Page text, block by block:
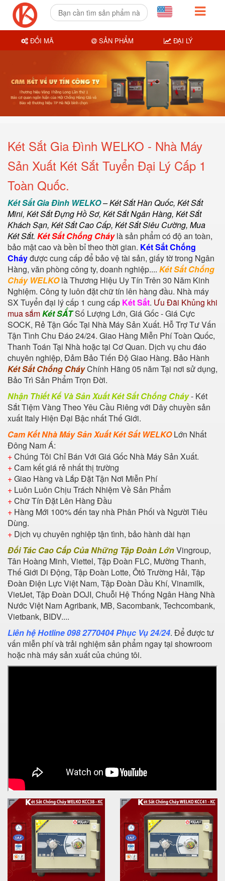
Két Sắt Gia Đình WELKO - Nhà Máy
Sản Xuất Két Sắt Tuyển Đại Lý Cấp 1
Toàn Quốc.
Két Sắt Gia Đình WELKO–Két Sắt Hàn Quốc, Két Sắt
Mini, Két Sắt Đựng Hồ Sơ, Két Sắt Ngân Hàng, Két Sắt
Khách Sạn, Két Sắt Cao Cấp, Két Sắt Siêu Cường, Mua
Két Sắt. Két Sắt Chống Cháylà sản phẩm có độ an toàn,
bảo mật cao và bền bỉ theo thời gian. Két Sắt Chống
Cháyđược cung cấp để bảo vệ tài sản, giấy tờ trong Ngân
Hàng, văn phòng công ty, doanh nghiệp.... Két Sắt Chống
Cháy WELKOlà Thương Hiệu Uy Tín Trên 30 Năm Kinh
Nghiệm. Công ty luôn đặt chữ tín lên hàng đầu. Nhà máy
SX Tuyển đại lý cấp 1 cung cấp Két Sắt. Ưu Đãi Khủng khi
mua sắmKét SẮTSố Lượng Lớn, Giá Gốc - Giá Cực
SOCK, Rẻ Tận Gốc Tại Nhà Máy Sản Xuất. Hỗ Trợ Tư Vấn
Tận Tình Chu Đáo 24/24. Giao Hàng Miễn Phí Toàn Quốc,
Thanh Toán Tại Nhà hoặc tại Cơ Quan. Dịch vụ chu đáo
chuyên nghiệp, Đảm Bảo Tiến Độ Giao Hàng. Bảo Hành
Két Sắt Chống CháyChính Hãng 05 năm Tại nơi sử dụng,
Bảo Trì Sản Phẩm Trọn Đời.
Nhận Thiết Kế Và Sản Xuất Két Sắt Chống Cháy- Két
Sắt Tiệm Vàng Theo Yêu Cầu Riêng với Dây chuyền sản
xuất Italy Hiện Đại Bậc nhất Thế Giới.
Cam Kết Nhà Máy Sản Xuất Két Sắt WELKOLớn Nhất
Đông Nam Á:
+Chúng Tôi Chỉ Bán Với Giá Gốc Nhà Máy Sản Xuất.
+Cam kết giá rẻ nhất thị trường
+Giao Hàng và Lắp Đặt Tận Nơi Miễn Phí
+ Luôn Luôn Chịu Trách Nhiệm Về Sản Phẩm
+Chữ Tín Đặt Lên Hàng Đầu
+ Hàng Mới 100% đến tay nhà Phân Phối và Người Tiêu
Dùng.
+ Dịch vụ chuyên nghiệp tận tình, bảo hành dài hạn
Đối Tác Cao Cấp Của Những Tập Đoàn LớnVingroup,
Tân Hoàng Minh, Viettel, Tập Đoàn FLC, Mường Thanh,
Thế Giới Di Động, Tập Đoàn Lotte, Ôtô Trường Hải, Tập
Đoàn Điện Lực Việt Nam, Tập Đoàn Dầu Khí, Vinamilk,
VietJet, Tập Đoàn DOJI, Chuỗi Hệ Thống Ngân Hàng Nhà
Nước Việt Nam Agribank, MB, Sacombank, Techcombank,
Vietbank, BIDV....
Liên hệ Hotline 098 2770404 Phục Vụ 24/24. Để được tư
vấn miễn phí và trải nghiệm sản phẩm ngay tại showroom
hoặc nhà máy sản xuất của chúng tôi.
ĐỔI MÃ SẢN PHẨM ĐẠI LÝ